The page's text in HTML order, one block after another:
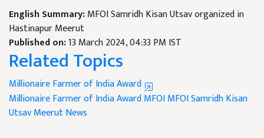
English Summary:MFOI Samridh Kisan Utsav organized in
Hastinapur Meerut
Published on:13 March 2024, 04:33 PM IST
Related Topics
Millionaire Farmer of India Award
Millionaire Farmer of India AwardMFOIMFOI Samridh Kisan
UtsavMeerut News